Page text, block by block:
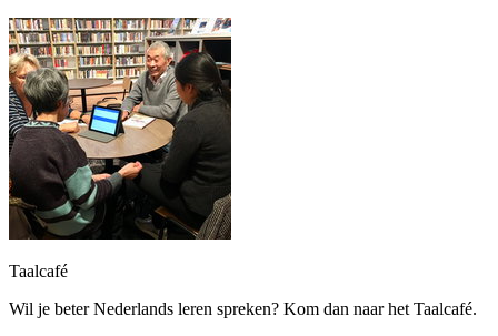
Taalcafé
Wil je beter Nederlands leren spreken? Kom dan naar het Taalcafé.